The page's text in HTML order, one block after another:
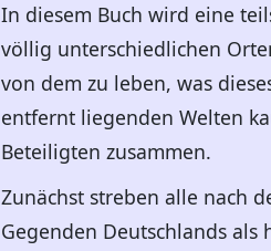
In diesem Buch wird eine
völlig unterschiedlichen
von dem zu leben, was
entfernt liegenden Welten
Beteiligten zusammen.
Zunächst streben alle nach
Gegenden Deutschlands